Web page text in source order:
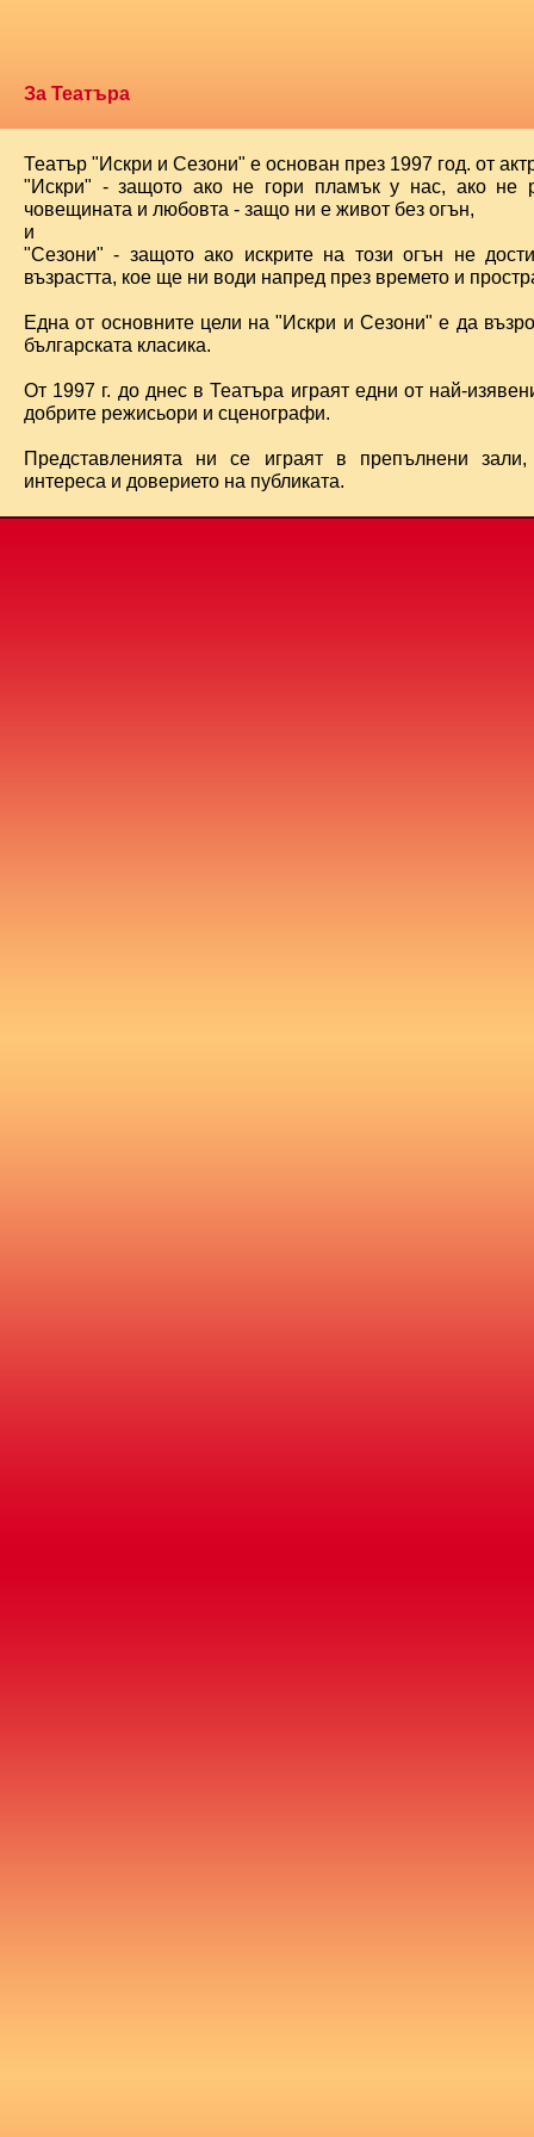
За Театъра
Театър "Искри и Сезони" е основан през 1997 год. от
"Искри" - защото ако не гори пламък у нас, ако не
човещината и любовта - защо ни е живот без огън,
и
"Сезони" - защото ако искрите на този огън не
възрастта, кое ще ни води напред през времето и
Една от основните цели на "Искри и Сезони" е да
българската класика.
От 1997 г. до днес в Театъра играят едни от най-
добрите режисьори и сценографи.
Представленията ни се играят в препълнени
интереса и доверието на публиката.